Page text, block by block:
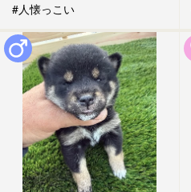
#人懐っこい